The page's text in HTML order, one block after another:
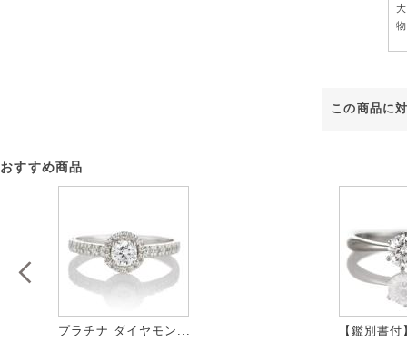
この商品に
おすすめ商品
プラチナ ダイヤモン...
【鑑別書